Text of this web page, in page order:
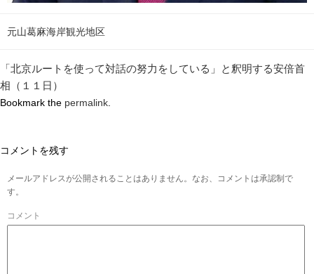
元山葛麻海岸観光地区
「北京ルートを使って対話の努力をしている」と釈明する安倍首
相（１１日）
Bookmark the permalink.
コメントを残す
メールアドレスが公開されることはありません。なお、コメントは承認制で
す。
コメント